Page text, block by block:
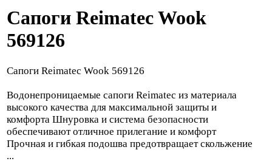
Cапоги Reimatec Wook
569126
Cапоги Reimatec Wook 569126
Водонепроницаемые сапоги Reimatec из материала
высокого качества для максимальной защиты и
комфорта Шнуровка и система безопасности
обеспечивают отличное прилегание и комфорт
Прочная и гибкая подошва предотвращает скольжение
...